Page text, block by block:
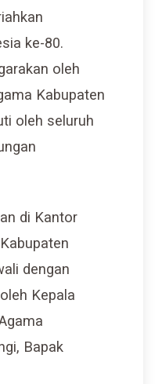
ke-80.
oleh
Kabupaten
oleh seluruh
di Kantor
dengan
Kepala
Bapak